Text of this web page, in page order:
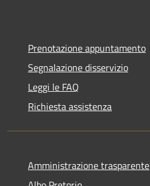
Prenotazione appuntamento
Segnalazione disservizio
Leggi le FAQ
Richiesta assistenza
Amministrazione trasparente